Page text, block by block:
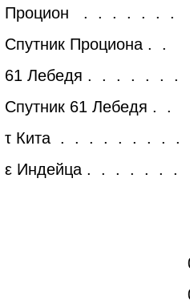
Процион . . . . . . .
Спутник Проциона . .
61 Лебедя . . . . . . .
Спутник 61 Лебедя . .
τ Кита . . . . . . . . .
ε Индейца . . . . . . .